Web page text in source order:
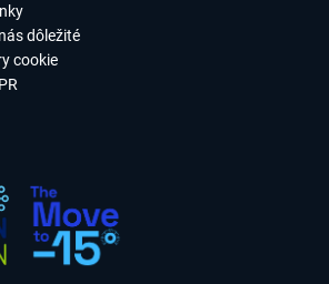
dôležité
cookie